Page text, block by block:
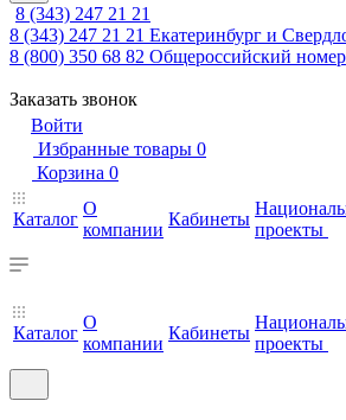
8 (343) 247 21 21
8 (343) 247 21 21 Екатеринбург и
8 (800) 350 68 82 Общероссийский номер
Заказать звонок
Войти
Избранные товары 0
Корзина 0
Каталог
О
компании
Кабинеты
проекты
Каталог
О
компании
Кабинеты
проекты